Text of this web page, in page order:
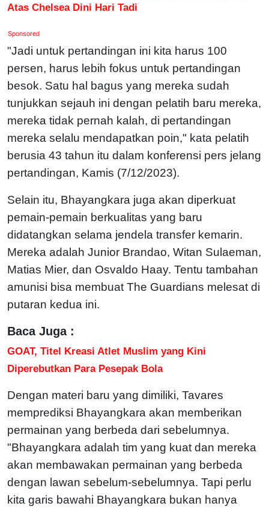
Atas Chelsea Dini Hari Tadi
Sponsored
"Jadi untuk pertandingan ini kita harus 100
persen, harus lebih fokus untuk pertandingan
besok. Satu hal bagus yang mereka sudah
tunjukkan sejauh ini dengan pelatih baru mereka,
mereka tidak pernah kalah, di pertandingan
mereka selalu mendapatkan poin," kata pelatih
berusia 43 tahun itu dalam konferensi pers jelang
pertandingan, Kamis (7/12/2023).
Selain itu, Bhayangkara juga akan diperkuat
pemain-pemain berkualitas yang baru
didatangkan selama jendela transfer kemarin.
Mereka adalah Junior Brandao, Witan Sulaeman,
Matias Mier, dan Osvaldo Haay. Tentu tambahan
amunisi bisa membuat The Guardians melesat di
putaran kedua ini.
Baca Juga :
GOAT, Titel Kreasi Atlet Muslim yang Kini
Diperebutkan Para Pesepak Bola
Dengan materi baru yang dimiliki, Tavares
memprediksi Bhayangkara akan memberikan
permainan yang berbeda dari sebelumnya.
"Bhayangkara adalah tim yang kuat dan mereka
akan membawakan permainan yang berbeda
dengan lawan sebelum-sebelumnya. Tapi perlu
kita garis bawahi Bhayangkara bukan hanya